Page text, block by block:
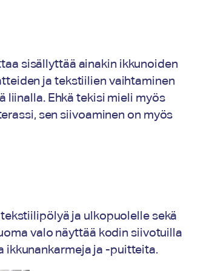
sisällyttää ainakin ikkunoiden
ja tekstiilien vaihtaminen
liinalla. Ehkä tekisi mieli myös
sen siivoaminen on myös
ja ulkopuolelle sekä
valo näyttää kodin siivotuilla
ikkunankarmeja ja -puitteita.